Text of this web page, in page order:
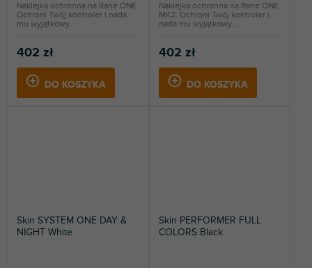
402 zł
DO KOSZYKA
Naklejka ochronna na Rane ONE.
Ochroni Twój kontroler i nada
mu wyjątkowy...
402 zł
DO KOSZYKA
Naklejka ochronna na Rane ONE
MK2. Ochroni Twój kontroler i
nada mu wyjątkowy...
Skin SYSTEM ONE DAY &
NIGHT White
Skin PERFORMER FULL
COLORS Black